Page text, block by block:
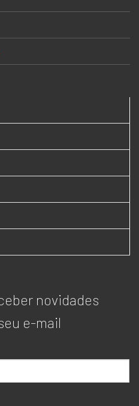
novidades
e-mail